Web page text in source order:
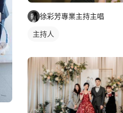
徐彩芳專業主持主唱
主持人